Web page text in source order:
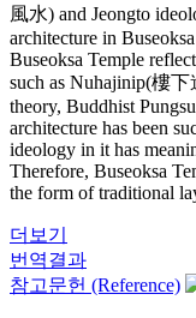
風水) and Jeongto
architecture in
Buseoksa Temple
such as Nuhajinip(樓
theory, Buddhist
architecture has been
ideology in it has
Therefore, Buseoksa
the form of traditional
더보기
번역결과
참고문헌 (Reference)